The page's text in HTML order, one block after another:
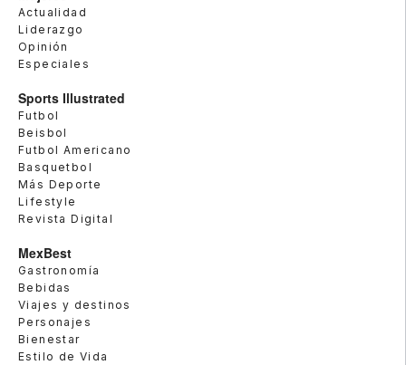
Actualidad
Liderazgo
Opinión
Especiales
Sports Illustrated
Futbol
Beisbol
Futbol Americano
Basquetbol
Más Deporte
Lifestyle
Revista Digital
MexBest
Gastronomía
Bebidas
Viajes y destinos
Personajes
Bienestar
Estilo de Vida